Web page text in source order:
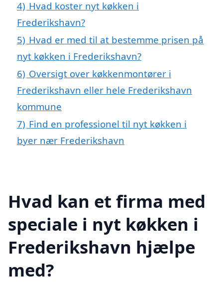
4) Hvad koster nyt køkken i
Frederikshavn?
5) Hvad er med til at bestemme prisen på
nyt køkken i Frederikshavn?
6) Oversigt over køkkenmontører i
Frederikshavn eller hele Frederikshavn
kommune
7) Find en professionel til nyt køkken i
byer nær Frederikshavn
Hvad kan et firma med
speciale i nyt køkken i
Frederikshavn hjælpe
med?